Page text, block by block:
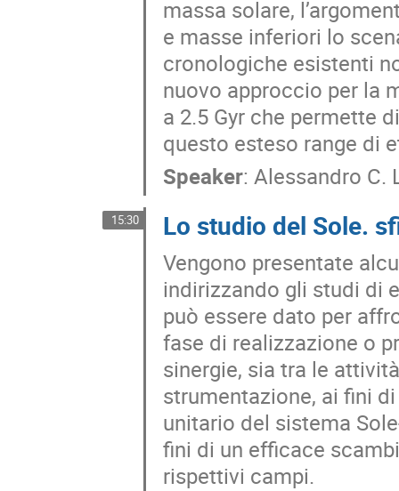
massa solare,
e masse inferiori lo
cronologiche esistenti
nuovo approccio per la
a 2.5 Gyr che permette
questo esteso range di
Speaker:Alessandro C.
15:30 Lo studio del Sole.
Vengono presentate
indirizzando gli studi di
può essere dato per
fase di realizzazione o
sinergie, sia tra le
strumentazione, ai fini
unitario del sistema
fini di un efficace
rispettivi campi.